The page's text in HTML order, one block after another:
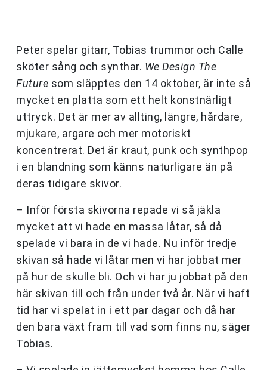
Peter spelar gitarr, Tobias trummor och Calle
sköter sång och synthar. We Design The
Future som släpptes den 14 oktober, är inte så
mycket en platta som ett helt konstnärligt
uttryck. Det är mer av allting, längre, hårdare,
mjukare, argare och mer motoriskt
koncentrerat. Det är kraut, punk och synthpop
i en blandning som känns naturligare än på
deras tidigare skivor.
– Inför första skivorna repade vi så jäkla
mycket att vi hade en massa låtar, så då
spelade vi bara in de vi hade. Nu inför tredje
skivan så hade vi låtar men vi har jobbat mer
på hur de skulle bli. Och vi har ju jobbat på den
här skivan till och från under två år. När vi haft
tid har vi spelat in i ett par dagar och då har
den bara växt fram till vad som finns nu, säger
Tobias.